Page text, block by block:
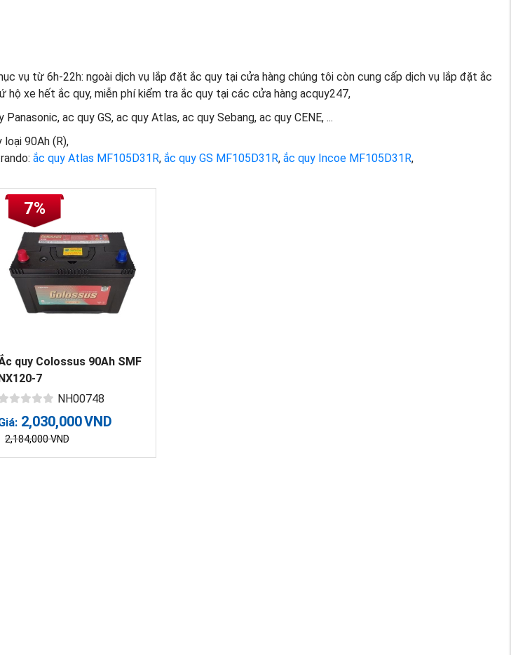
vụ từ 6h-22h: ngoài dịch vụ lắp đặt ắc quy tại cửa hàng chúng tôi còn cung cấp dịch vụ lắp đặt ắc
hộ xe hết ắc quy, miễn phí kiểm tra ắc quy tại các cửa hàng acquy247,
ac quy GS, ac quy Atlas, ac quy Sebang, ac quy CENE, ...
90Ah (R),
ắc quy Atlas MF105D31R, ắc quy GS MF105D31R, ắc quy Incoe MF105D31R,
7%
quy Colossus 90Ah SMF
7
NH00748
2,030,000VND
2,184,000VND